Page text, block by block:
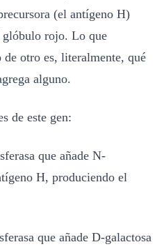
(el antígeno H)
glóbulo rojo. Lo que
otro es, literalmente, qué
alguno.
de este gen:
que añade N-
H, produciendo el
que añade D-galactosa